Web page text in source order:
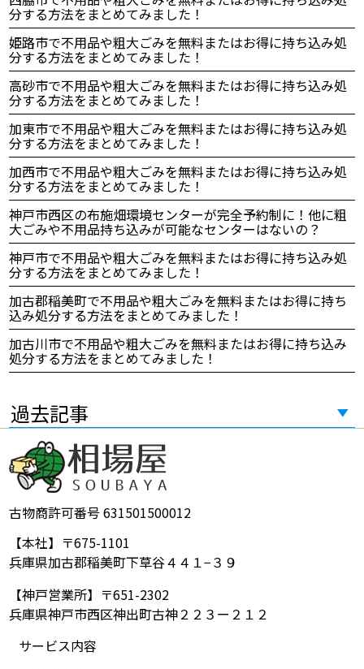
分する方法をまとめてみました！
姫路市で不用品や粗大ごみを無料またはお得に持ち込み処
分する方法をまとめてみました！
高砂市で不用品や粗大ごみを無料またはお得に持ち込み処
分する方法をまとめてみました！
加東市で不用品や粗大ごみを無料またはお得に持ち込み処
分する方法をまとめてみました！
加西市で不用品や粗大ごみを無料またはお得に持ち込み処
分する方法をまとめてみました！
神戸市西区の布施畑環境センターが完全予約制に！他に粗
大ごみや不用品持ち込みが可能なセンターはないの？
神戸市で不用品や粗大ごみを無料またはお得に持ち込み処
分する方法をまとめてみました！
加古郡稲美町で不用品や粗大ごみを無料またはお得に持ち
込み処分する方法をまとめてみました！
加古川市で不用品や粗大ごみを無料またはお得に持ち込み
処分する方法をまとめてみました！
過去記事
古物商許可番号 631501500012
【本社】〒675-1101
兵庫県加古郡稲美町下草谷４４１−３９
【神戸営業所】〒651-2302
兵庫県神戸市西区神出町古神２２３ー２１２
サービス内容